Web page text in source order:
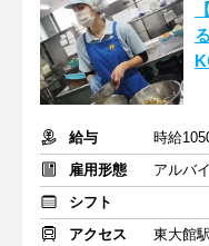
給与
時給
雇用形態
アルバ
シフト
アクセス
東大館駅